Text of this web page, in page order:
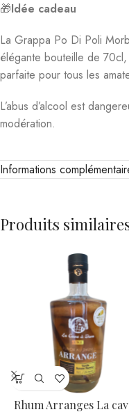
🎁Idée cadeau
La Grappa Po Di Poli
élégante bouteille de
parfaite pour tous les
L’abus d’alcool est
modération.
Informations
Produits
Rhum Arranges La